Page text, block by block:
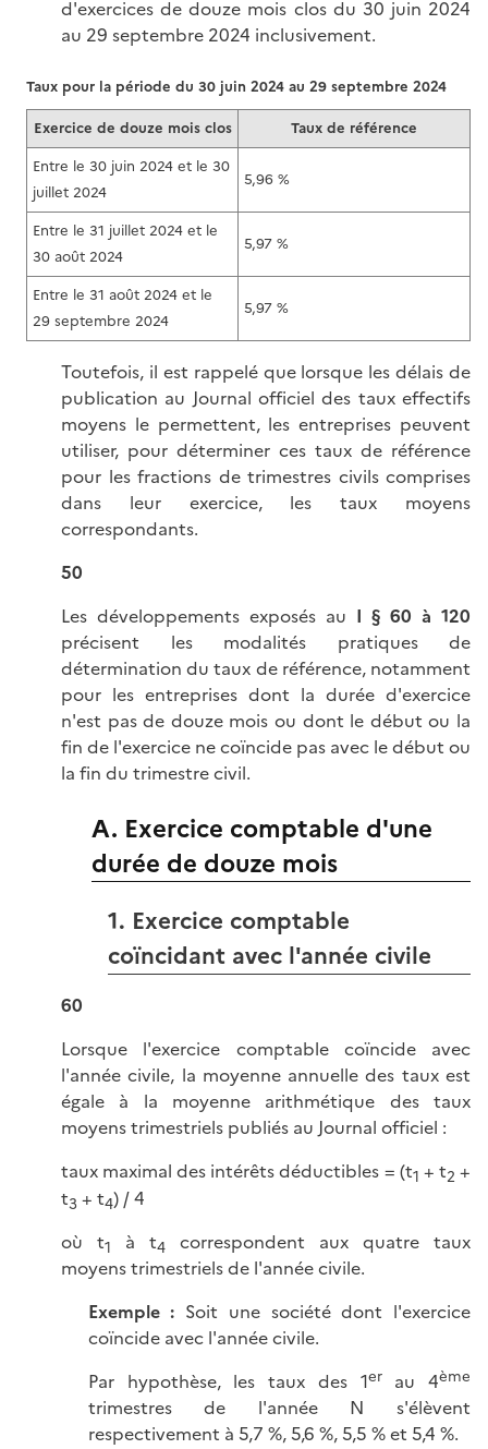
d'exercices de douze mois clos du 30 juin 2024
au 29 septembre 2024 inclusivement.
Taux pour la période du 30 juin 2024 au 29 septembre 2024
Exercice de douze mois clos
Taux de référence
Entre le 30 juin 2024 et le 30
juillet 2024
5,96 %
Entre le 31 juillet 2024 et le
30 août 2024
5,97 %
Entre le 31 août 2024 et le
29 septembre 2024
5,97 %
Toutefois, il est rappelé que lorsque les délais de
publication au Journal officiel des taux effectifs
moyens le permettent, les entreprises peuvent
utiliser, pour déterminer ces taux de référence
pour les fractions de trimestres civils comprises
dans leur exercice, les taux moyens
correspondants.
50
Les développements exposés au I § 60 à 120
précisent les modalités pratiques de
détermination du taux de référence, notamment
pour les entreprises dont la durée d'exercice
n'est pas de douze mois ou dont le début ou la
fin de l'exercice ne coïncide pas avec le début ou
la fin du trimestre civil.
A. Exercice comptable d'une
durée de douze mois
1. Exercice comptable
coïncidant avec l'année civile
60
Lorsque l'exercice comptable coïncide avec
l'année civile, la moyenne annuelle des taux est
égale à la moyenne arithmétique des taux
moyens trimestriels publiés au Journal officiel :
taux maximal des intérêts déductibles = (t1 + t2 +
t3 + t4) / 4
où t1 à t4 correspondent aux quatre taux
moyens trimestriels de l'année civile.
Exemple : Soit une société dont l'exercice
coïncide avec l'année civile.
Par hypothèse, les taux des 1erau 4ème
trimestres de l'année N s'élèvent
respectivement à 5,7 %, 5,6 %, 5,5 % et 5,4 %.